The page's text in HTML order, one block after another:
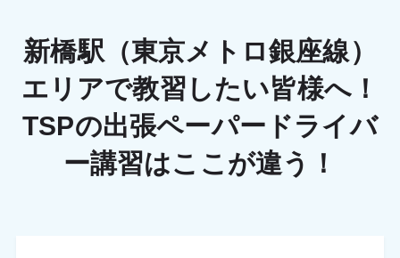
新橋駅（東京メトロ銀座線）
エリアで教習したい皆様へ！
TSPの出張ペーパードライバ
ー講習はここが違う！